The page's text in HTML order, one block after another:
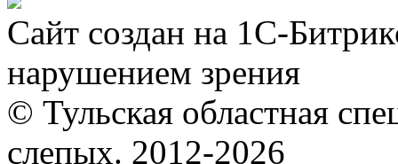
Сайт создан на 1С-
нарушением зрения
© Тульская областная
слепых. 2012-2026